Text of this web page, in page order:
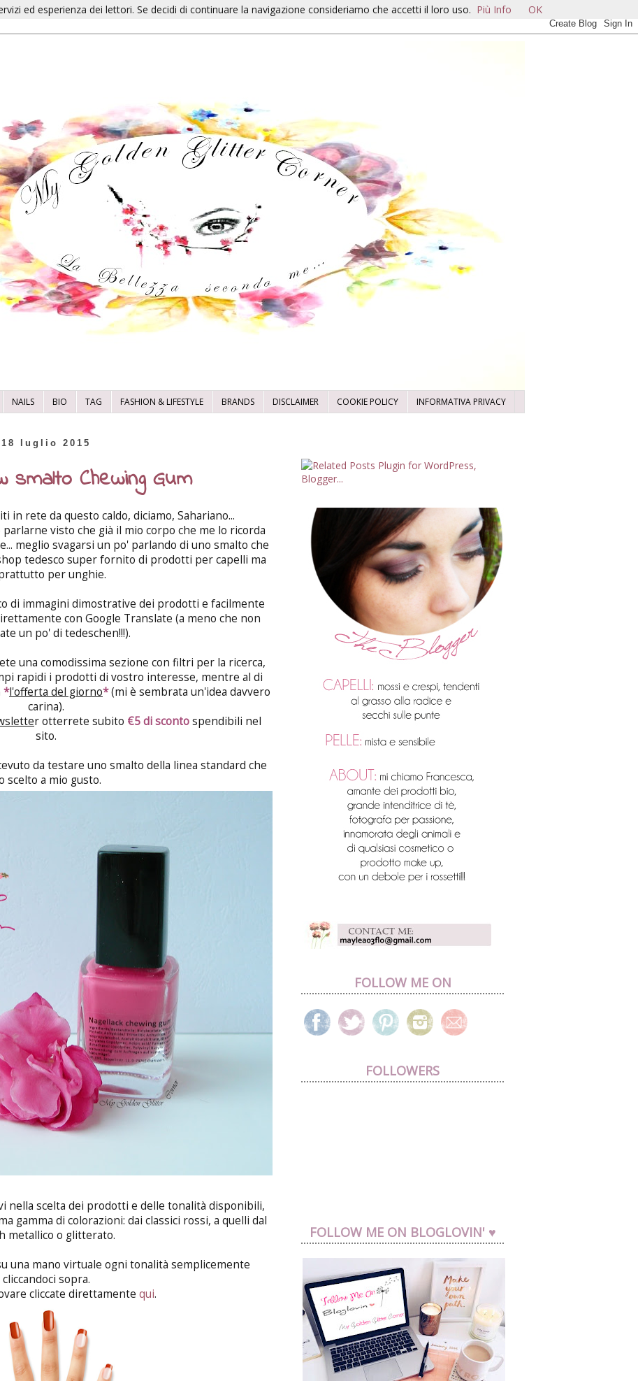
NAILS BIO TAG FASHION & LIFESTYLE BRANDS DISCLAIMER COOKIE POLICY INFORMATIVA PRIVACY
18 luglio 2015
smalto Chewing Gum
in rete da questo caldo, diciamo, Sahariano...
visto che già il mio corpo che me lo ricorda
meglio svagarsi un po' parlando di uno smalto che
tedesco super fornito di prodotti per capelli ma
per unghie.
di immagini dimostrative dei prodotti e facilmente
con Google Translate (a meno che non
un po' di tedeschen!!!).
una comodissima sezione con filtri per la ricerca,
rapidi i prodotti di vostro interesse, mentre al di
*l'offerta del giorno*(mi è sembrata un'idea davvero
carina).
r otterrete subito €5 di scontospendibili nel
sito.
da testare uno smalto della linea standard che
scelto a mio gusto.
nella scelta dei prodotti e delle tonalità disponibili,
gamma di colorazioni: dai classici rossi, a quelli dal
metallico o glitterato.
una mano virtuale ogni tonalità semplicemente
cliccandoci sopra.
cliccate direttamente qui.
FOLLOW ME ON
FOLLOWERS
FOLLOW ME ON BLOGLOVIN' ♥
ed esperienza dei lettori. Se decidi di continuare la navigazione consideriamo che accetti il loro uso. Più Info OK